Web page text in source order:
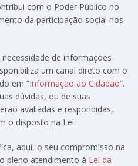
com o Poder Público no
da participação social nos
de informações
um canal direto com o
em “Informação ao Cidadão”.
dúvidas, ou de suas
avaliadas e respondidas,
o disposto na Lei.
aqui, o seu compromisso na
pleno atendimento à Lei da